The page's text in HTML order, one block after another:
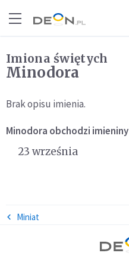
Imiona świętych
Minodora
Brak opisu imienia.
Minodora obchodzi imieniny
23 września
Miniat